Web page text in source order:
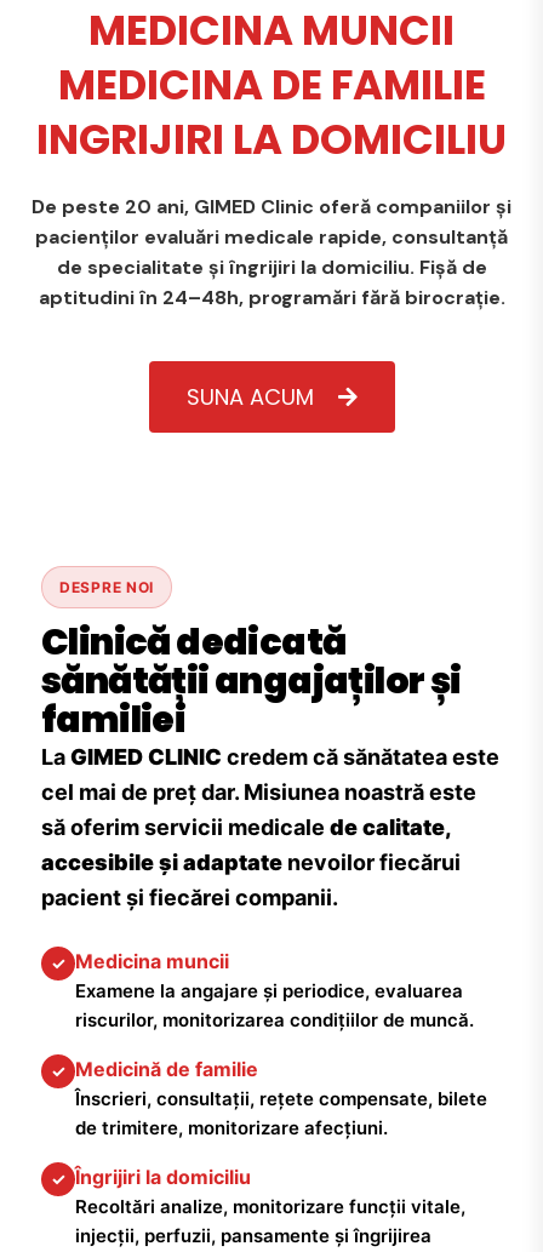
MEDICINA MUNCII
MEDICINA DE FAMILIE
INGRIJIRI LA DOMICILIU
De peste 20 ani, GIMED Clinic oferă companiilor și
pacienților evaluări medicale rapide, consultanță
de specialitate și îngrijiri la domiciliu. Fișă de
aptitudini în 24–48h, programări fără birocrație.
SUNA ACUM
DESPRE NOI
Clinică dedicată
sănătății angajaților și
familiei
LaGIMED CLINIC credem că sănătatea este
cel mai de preț dar. Misiunea noastră este
să oferim servicii medicale de calitate,
accesibile și adaptate nevoilor fiecărui
pacient și fiecărei companii.
✓ Medicina muncii
Examene la angajare și periodice, evaluarea
riscurilor, monitorizarea condițiilor de muncă.
✓ Medicină de familie
Înscrieri, consultații, rețete compensate, bilete
de trimitere, monitorizare afecțiuni.
✓ Îngrijiri la domiciliu
Recoltări analize, monitorizare funcții vitale,
injecții, perfuzii, pansamente și îngrijirea